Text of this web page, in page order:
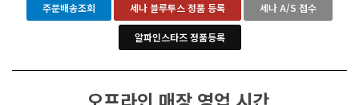
주문배송조회 세나 블루투스 정품 등록 세나 A/S 접수
알파인스타즈 정품등록